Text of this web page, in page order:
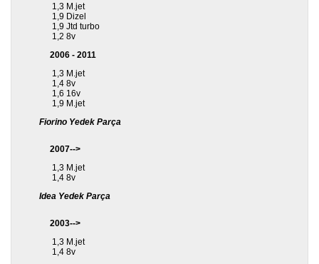
1,3 M.jet
1,9 Dizel
1,9 Jtd turbo
1,2 8v
2006 - 2011
1,3 M.jet
1,4 8v
1,6 16v
1,9 M.jet
Fiorino Yedek Parça
2007-->
1,3 M.jet
1,4 8v
Idea Yedek Parça
2003-->
1,3 M.jet
1,4 8v